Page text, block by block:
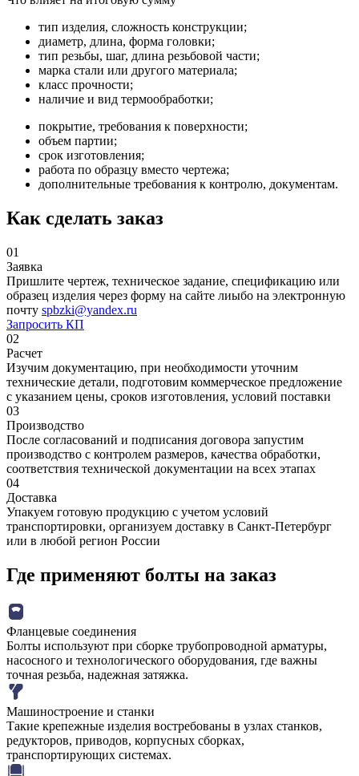
тип изделия, сложность конструкции;
диаметр, длина, форма головки;
тип резьбы, шаг, длина резьбовой части;
марка стали или другого материала;
класс прочности;
наличие и вид термообработки;
покрытие, требования к поверхности;
объем партии;
срок изготовления;
работа по образцу вместо чертежа;
дополнительные требования к контролю, документам.
Как сделать заказ
01
Заявка
Пришлите чертеж, техническое задание, спецификацию или
образец изделия через форму на сайте лиыбо на электронную
почту spbzki@yandex.ru
Запросить КП
02
Расчет
Изучим документацию, при необходимости уточним
технические детали, подготовим коммерческое предложение
с указанием цены, сроков изготовления, условий поставки
03
Производство
После согласований и подписания договора запустим
производство с контролем размеров, качества обработки,
соответствия технической документации на всех этапах
04
Доставка
Упакуем готовую продукцию с учетом условий
транспортировки, организуем доставку в Санкт-Петербург
или в любой регион России
Где применяют болты на заказ
Фланцевые соединения
Болты используют при сборке трубопроводной арматуры,
насосного и технологического оборудования, где важны
точная резьба, надежная затяжка.
Машиностроение и станки
Такие крепежные изделия востребованы в узлах станков,
редукторов, приводов, корпусных сборках,
транспортирующих системах.